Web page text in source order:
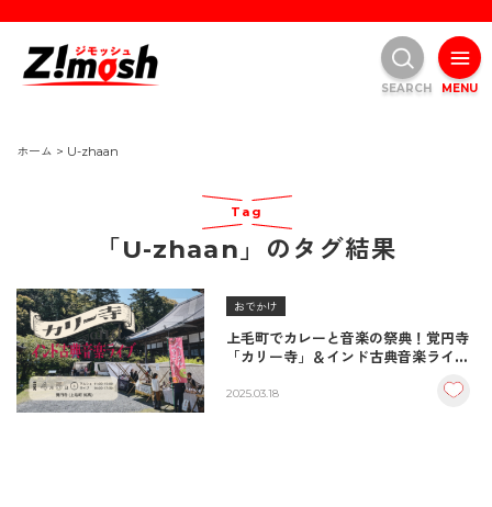
ホーム > U-zhaan
Tag
「U-zhaan」のタグ結果
おでかけ
上毛町でカレーと音楽の祭典！覚円寺
「カリー寺」＆インド古典音楽ライブ
2025.03.18
MENU
SEARCH